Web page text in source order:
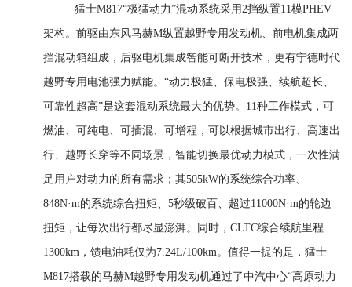
猛士M817“极猛动力”混动系统采用2挡纵置11模PHEV
架构。前驱由东风马赫M纵置越野专用发动机、前电机集成两
挡混动箱组成，后驱电机集成智能可断开技术，更有宁德时代
越野专用电池强力赋能。“动力极猛、保电极强、续航超长、
可靠性超高”是这套混动系统最大的优势。11种工作模式，可
燃油、可纯电、可插混、可增程，可以根据城市出行、高速出
行、越野长穿等不同场景，智能切换最优动力模式，一次性满
足用户对动力的所有需求；其505kW的系统综合功率、
848N·m的系统综合扭矩、5秒级破百、超过11000N·m的轮边
扭矩，让每次出行都尽显澎湃。同时，CLTC综合续航里程
1300km，馈电油耗仅为7.24L/100km。值得一提的是，猛士
M817搭载的马赫M越野专用发动机通过了中汽中心“高原动力